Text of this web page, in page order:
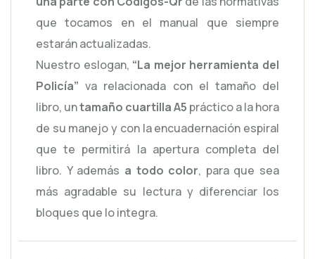
que tocamos en el manual que siempre
estarán actualizadas.
Nuestro eslogan, “La mejor herramienta del
Policía”va relacionada con el tamaño del
libro, untamaño cuartilla A5 práctico a la hora
de su manejo y con la encuadernación espiral
que te permitirá la apertura completa del
libro. Y además a todo color, para que sea
más agradable su lectura y diferenciar los
bloques que lo integra.